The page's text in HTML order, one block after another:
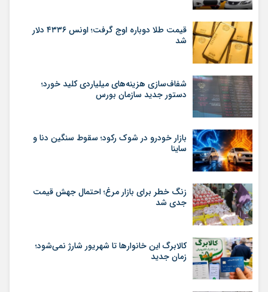
قیمت طلا دوباره اوج گرفت؛ اونس ۴۳۳۶ دلار
شد
شفاف‌سازی هزینه‌های میلیاردی کلید خورد؛
دستور جدید سازمان بورس
بازار خودرو در شوک رکود؛ سقوط سنگین دنا و
ساینا
زنگ خطر برای بازار مرغ؛ احتمال جهش قیمت
جدی شد
کالابرگ این خانوارها تا شهریور شارژ نمی‌شود؛
زمان جدید